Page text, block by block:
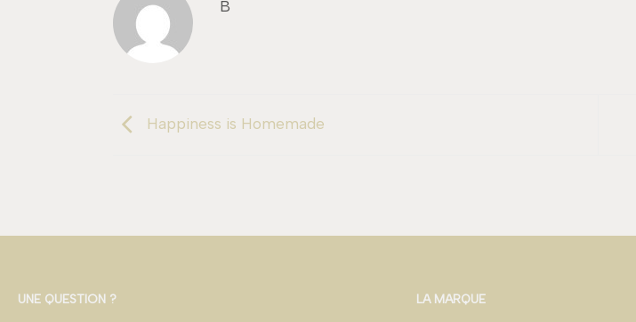
B
Happiness is Homemade
UNE QUESTION ? LA MARQUE